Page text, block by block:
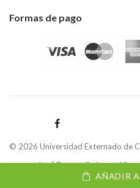
AÑADIR
Formas de pago
© 2026 Universidad Externado de
reservados | Desarrollado por